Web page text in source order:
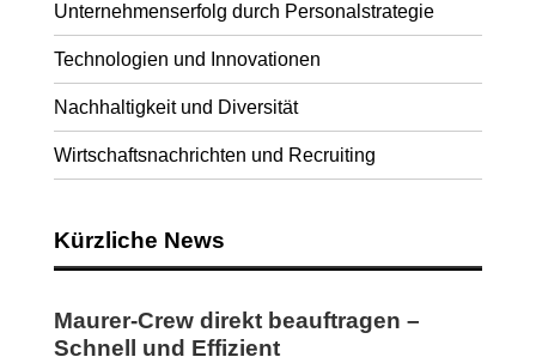
Unternehmenserfolg durch Personalstrategie
Technologien und Innovationen
Nachhaltigkeit und Diversität
Wirtschaftsnachrichten und Recruiting
Kürzliche News
Maurer-Crew direkt beauftragen –
Schnell und Effizient